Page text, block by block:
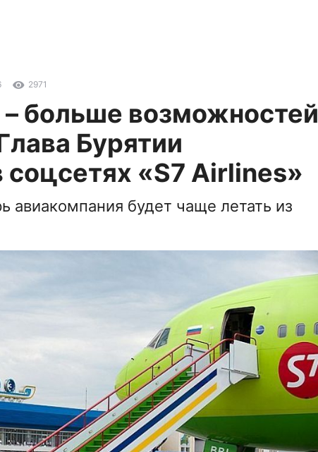
2971
больше возможностей
Бурятии
соцсетях «S7 Airlines»
авиакомпания будет чаще летать из